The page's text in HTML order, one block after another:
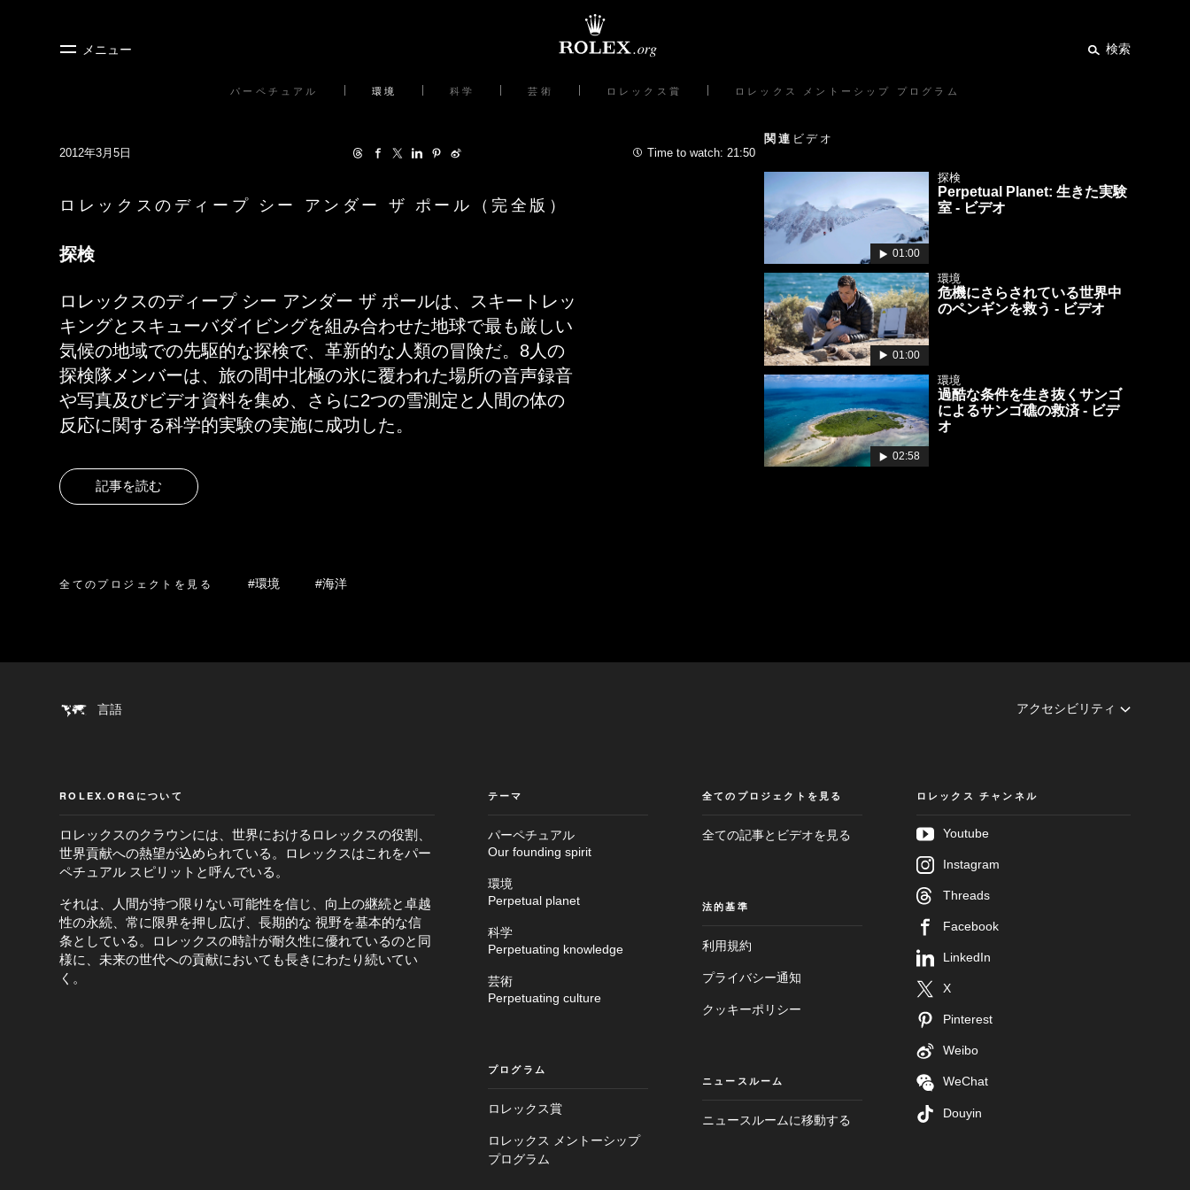
メ
フ
メニュー 検索
パーペチュアル 環境 科学 芸術 ロレックス賞 ロレックス メントーシップ プログラム
2012年3月5日 Time to watch: 21:50
ロレックスのディープ シー アンダー ザ ポール（完全版）
探検
ロレックスのディープ シー アンダー ザ ポールは、スキートレッ
キングとスキューバダイビングを組み合わせた地球で最も厳しい
気候の地域での先駆的な探検で、革新的な人類の冒険だ。8人の
探検隊メンバーは、旅の間中北極の氷に覆われた場所の音声録音
や写真及びビデオ資料を集め、さらに2つの雪測定と人間の体の
反応に関する科学的実験の実施に成功した。
記事を読む
関連 ビデオ
01:00
探検
Perpetual Planet: 生きた実験
室 - ビデオ
01:00
環境
危機にさらされている世界中
のペンギンを救う - ビデオ
02:58
環境
過酷な条件を生き抜くサンゴ
によるサンゴ礁の救済 - ビデ
オ
全てのプロジェクトを見る #環境 #海洋
言語 アクセシビリティ
ROLEX.ORGについて
ロレックスのクラウンには、世界におけるロレックスの役割、
世界貢献への熱望が込められている。ロレックスはこれをパー
ペチュアル スピリットと呼んでいる。
それは、人間が持つ限りない可能性を信じ、向上の継続と卓越
性の永続、常に限界を押し広げ、長期的な 視野を基本的な信
条としている。ロレックスの時計が耐久性に優れているのと同
様に、未来の世代への貢献においても長きにわたり続いてい
く。
テーマ
パーペチュアル
Our founding spirit
環境
Perpetual planet
科学
Perpetuating knowledge
芸術
Perpetuating culture
プログラム
ロレックス賞
ロレックス メントーシップ
プログラム
全てのプロジェクトを見る
全ての記事とビデオを見る
法的基準
利用規約
プライバシー通知
クッキーポリシー
ニュースルーム
ニュースルームに移動する
ロレックス チャンネル
Youtube
Instagram
Threads
Facebook
LinkedIn
X
Pinterest
Weibo
WeChat
Douyin